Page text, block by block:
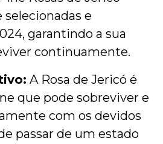
e
garantindo a sua
continuamente.
A Rosa de Jericó é
que pode sobreviver e
com os devidos
passar de um estado